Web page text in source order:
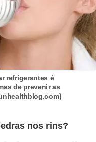
refrigerantes é
de prevenir as
nos rins?